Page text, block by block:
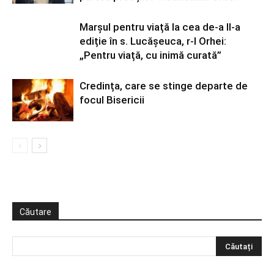
Marșul pentru viață la cea de-a II-a
ediție în s. Lucășeuca, r-l Orhei:
„Pentru viață, cu inimă curată”
Credința, care se stinge departe de
focul Bisericii
Căutare